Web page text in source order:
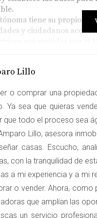
tiene su propio
y ciudadanos
DE UNA VPO
de mercado de una
compara la VPO con
disponibles.
basado en los costos
el valor del suelo y
al alquiler, se
Lillo
o comprar una
Ya sea que quieras
que todo el proceso sea
Lillo, asesora
casas. Escucho,
con la tranquilidad de
a mi experiencia y a mi
o vender. Ahora, como
que amplían las
un servicio